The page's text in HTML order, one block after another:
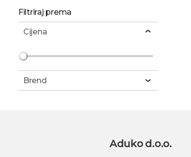
Filtriraj prema
Cijena
Brend
Aduko d.o.o.